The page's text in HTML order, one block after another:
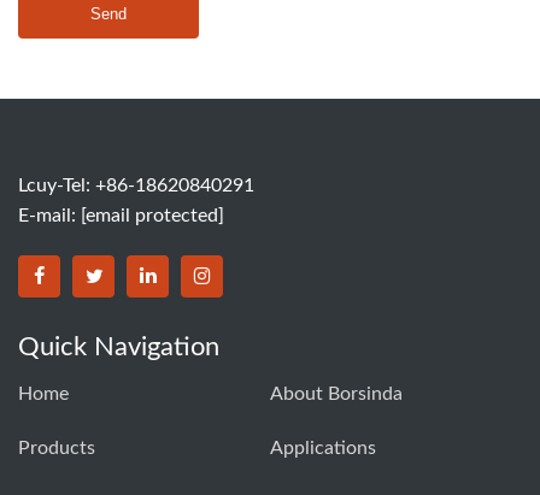
Send
Lcuy-Tel: +86-18620840291
E-mail: [email protected]
BORSINDA HYDRO MACHINERY CO.,LTD facebook
BORSINDA HYDRO MACHINERY CO.,LTD twitter
BORSINDA HYDRO MACHINERY CO.,LTD
BORSINDA HYDRO MACHINERY
Quick Navigation
Home About Borsinda
Products Applications